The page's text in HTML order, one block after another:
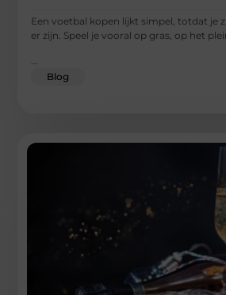
Een voetbal kopen lijkt simpel, totdat je
er zijn. Speel je vooral op gras, op het
...
Blog